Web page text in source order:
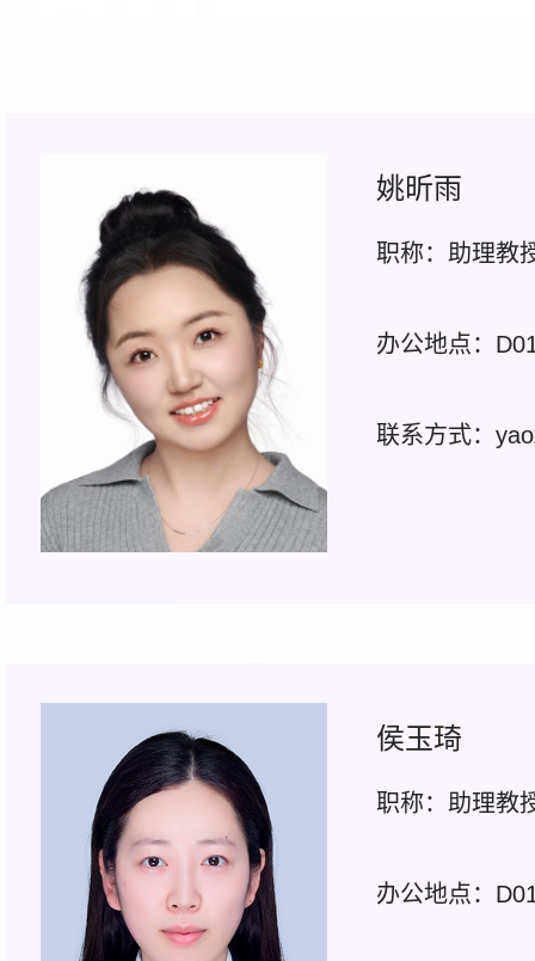
姚昕雨
职称：助理教
办公地点：
联系方式：
侯玉琦
职称：助理教
办公地点：